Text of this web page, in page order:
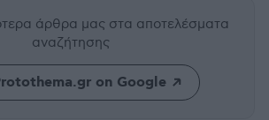
άρθρα μας στα αποτελέσματα
αναζήτησης
on Google